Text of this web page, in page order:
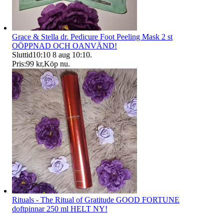
Grace & Stella dr. Pedicure Foot Peeling Mask 2 st
OÖPPNAD OCH OANVÄND!
Sluttid10:10 8 aug 10:10.
Pris:99 kr,Köp nu.
Rituals - The Ritual of Gratitude GOOD FORTUNE
doftpinnar 250 ml HELT NY!